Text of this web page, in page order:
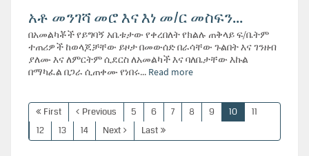
አቶ መንገሻ መሮ እና እነ መ/ር መስፍን...
በአመልካቾች የይግባኝ አቤቱታው የቀረበለት የክልሉ ጠቅላይ ፍ/ቤትም
ተጠሪዎች ከወላጆቻቸው ይዞታ በመውሰድ በራሳቸው ጉልበት እና ገንዘብ
ያለሙ እና ለምርትም ሲደርስ ለአመልካች እና ባለቤታቸው እኩል
በማካፈል በጋራ ሲጠቀሙ የነበሩ... Read more
First Previous 5 6 7 8 9 10
11
12
13 14 Next Last